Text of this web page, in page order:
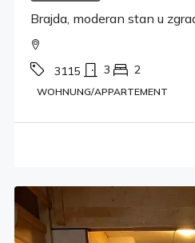
Brajda, moderan stan u
3115 3 2
WOHNUNG/APPARTEMENT